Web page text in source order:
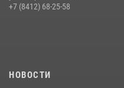
Сотрудники пензенского ОМОН
+7 (8412) 68-25-58
НОВОСТИ